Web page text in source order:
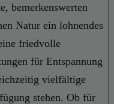
bemerkenswerten
Natur ein lohnendes
friedvolle
für Entspannung
vielfältige
stehen. Ob für